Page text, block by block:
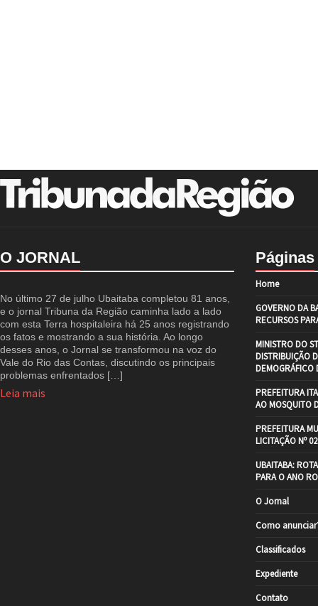
O JORNAL
No último 27 de julho Ubaitaba completou 81 anos,
e o jornal Tribuna da Região caminha lado a lado
com esta Terra hospitaleira há 25 anos registrando
os fatos e mostrando a sua história. Ao longo
desses anos, o Jornal se transformou na voz do
Vale do Rio das Contas, discutindo os principais
problemas enfrentados […]
Leia mais
Páginas
Home
GOVERNO DA
RECURSOS
MINISTRO DO
DISTRIBUIÇÃO
DEMOGRÁFICO
PREFEITURA
AO MOSQUITO
PREFEITURA
LICITAÇÃO Nº
UBAITABA:
PARA O ANO
O Jornal
Como
Classificados
Expediente
Contato